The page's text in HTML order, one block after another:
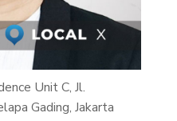
Unit C, Jl.
Gading, Jakarta